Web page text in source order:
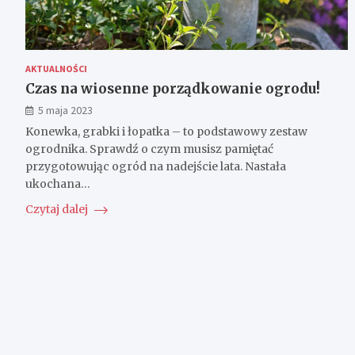
AKTUALNOŚCI
Czas na wiosenne porządkowanie ogrodu!
5 maja 2023
Konewka, grabki i łopatka – to podstawowy zestaw
ogrodnika. Sprawdź o czym musisz pamiętać
przygotowując ogród na nadejście lata. Nastała
ukochana…
Czytaj dalej